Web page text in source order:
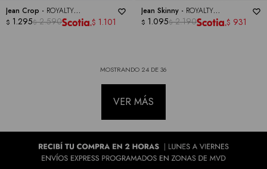
Jean Crop - ROYALTY
COLLECTION
$ 1.295$ 2.590 $ 1.101
Jean Skinny - ROYALTY
COLLECTION
$ 1.095$ 2.190 $ 931
MOSTRANDO 24 DE36
VER MÁS